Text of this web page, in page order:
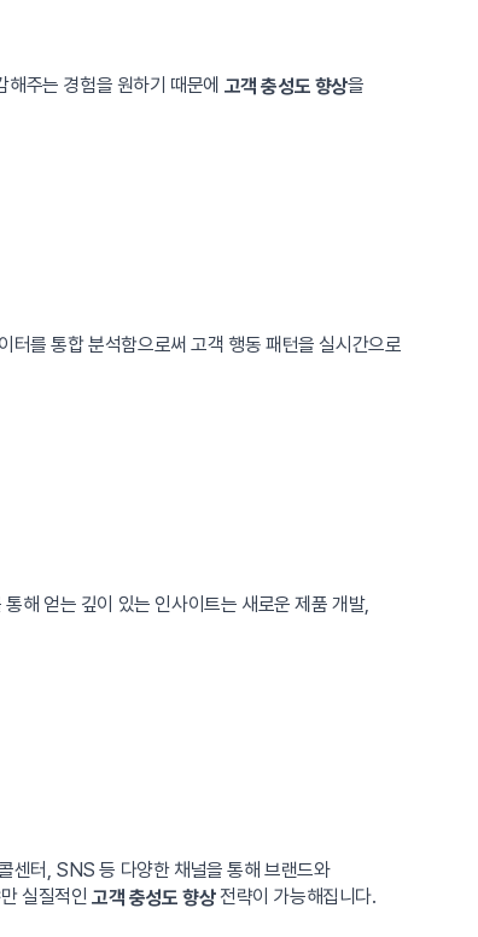
주는 경험을 원하기 때문에 고객 충성도 향상을
터를 통합 분석함으로써 고객 행동 패턴을 실시간으로
해 얻는 깊이 있는 인사이트는 새로운 제품 개발,
센터, SNS 등 다양한 채널을 통해 브랜드와
실질적인 고객 충성도 향상전략이 가능해집니다.